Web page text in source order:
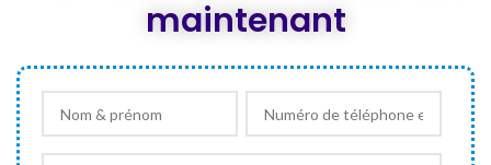
maintenant